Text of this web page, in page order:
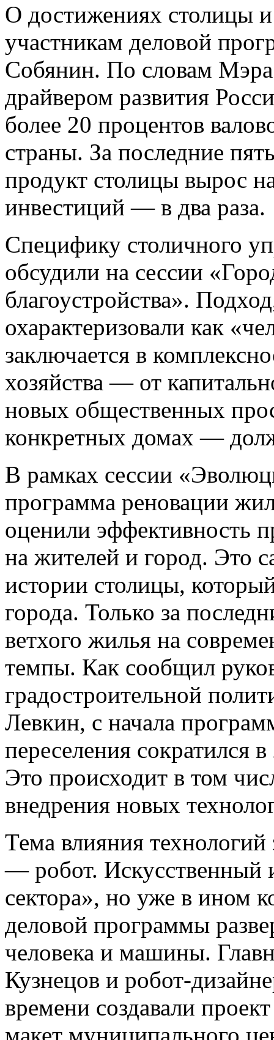
О достижениях столицы
участникам деловой
Собянин. По словам
драйвером развития
более 20 процентов
страны. За последние
продукт столицы вырос
инвестиций — в два раза.
Специфику столичного
обсудили на сессии
благоустройства».
охарактеризовали как
заключается в
хозяйства — от
новых общественных
конкретных домах —
В рамках сессии
программа реновации
оценили эффективность
на жителей и город. Это
истории столицы,
города. Только за
ветхого жилья на
темпы. Как сообщил
градостроительной
Левкин, с начала
переселения сократился
Это происходит в том
внедрения новых
Тема влияния
— робот. Искусственный
сектора», но уже в ином
деловой программы
человека и машины.
Кузнецов и робот-
времени создавали
макет муниципального